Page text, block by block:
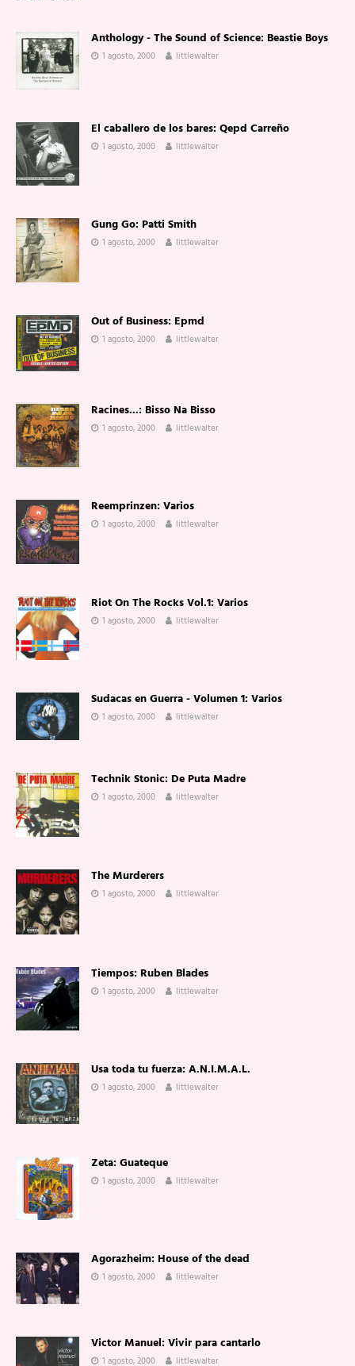
Anthology - The Sound of Science: Beastie Boys
1 agosto, 2000 littlewalter
El caballero de los bares: Qepd Carreño
1 agosto, 2000 littlewalter
Gung Go: Patti Smith
1 agosto, 2000 littlewalter
Out of Business: Epmd
1 agosto, 2000 littlewalter
Racines...: Bisso Na Bisso
1 agosto, 2000 littlewalter
Reemprinzen: Varios
1 agosto, 2000 littlewalter
Riot On The Rocks Vol.1: Varios
1 agosto, 2000 littlewalter
Sudacas en Guerra - Volumen 1: Varios
1 agosto, 2000 littlewalter
Technik Stonic: De Puta Madre
1 agosto, 2000 littlewalter
The Murderers
1 agosto, 2000 littlewalter
Tiempos: Ruben Blades
1 agosto, 2000 littlewalter
Usa toda tu fuerza: A.N.I.M.A.L.
1 agosto, 2000 littlewalter
Zeta: Guateque
1 agosto, 2000 littlewalter
Agorazheim: House of the dead
1 agosto, 2000 littlewalter
Victor Manuel: Vivir para cantarlo
1 agosto, 2000 littlewalter